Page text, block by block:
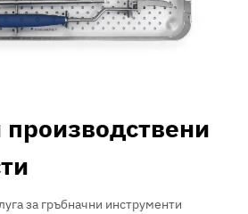
за гръбначни инструменти